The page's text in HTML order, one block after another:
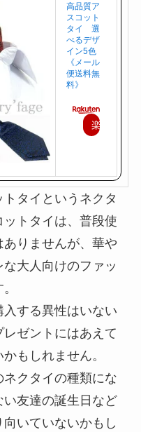
高品質ア
スコット
タイ 選
べるデザ
イン5色
《メール
便送料無
料》
楽
購
入
タイというネクタ
トタイは、普段使
りませんが、華や
大人向けのファッ
する異性はいない
ゼントにはあえて
もしれません。
クタイの種類にな
友達の誕生日など
いていないかもし